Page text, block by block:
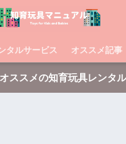
タルサービス オススメ記事
ススメの知育玩具レンタ